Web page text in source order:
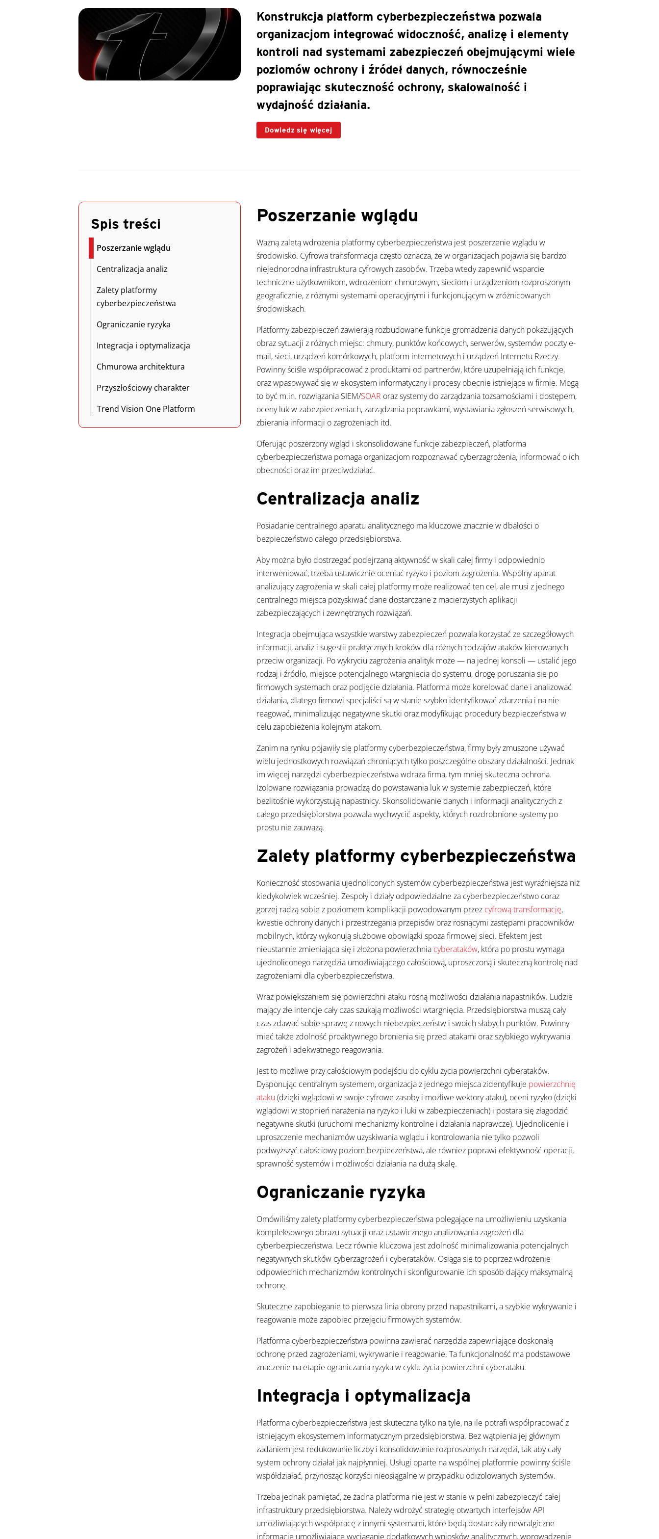
Konstrukcja platform cyberbezpieczeństwa pozwala
organizacjom integrować widoczność, analizę i elementy
kontroli nad systemami zabezpieczeń obejmującymi wiele
poziomów ochrony i źródeł danych, równocześnie
poprawiając skuteczność ochrony, skalowalność i
wydajność działania.
Dowiedz się więcej
Spis treści
Poszerzanie wglądu
Centralizacja analiz
Zalety platformy
cyberbezpieczeństwa
Ograniczanie ryzyka
Integracja i optymalizacja
Chmurowa architektura
Przyszłościowy charakter
Trend Vision One Platform
Poszerzanie wglądu
Ważną zaletą wdrożenia platformy cyberbezpieczeństwa jest poszerzenie wglądu w
środowisko. Cyfrowa transformacja często oznacza, że w organizacjach pojawia się bardzo
niejednorodna infrastruktura cyfrowych zasobów. Trzeba wtedy zapewnić wsparcie
techniczne użytkownikom, wdrożeniom chmurowym, sieciom i urządzeniom rozproszonym
geograficznie, z różnymi systemami operacyjnymi i funkcjonującym w zróżnicowanych
środowiskach.
Platformy zabezpieczeń zawierają rozbudowane funkcje gromadzenia danych pokazujących
obraz sytuacji z różnych miejsc: chmury, punktów końcowych, serwerów, systemów poczty e-
mail, sieci, urządzeń komórkowych, platform internetowych i urządzeń Internetu Rzeczy.
Powinny ściśle współpracować z produktami od partnerów, które uzupełniają ich funkcje,
oraz wpasowywać się w ekosystem informatyczny i procesy obecnie istniejące w firmie. Mogą
to być m.in. rozwiązania SIEM/SOAR oraz systemy do zarządzania tożsamościami i dostępem,
oceny luk w zabezpieczeniach, zarządzania poprawkami, wystawiania zgłoszeń serwisowych,
zbierania informacji o zagrożeniach itd.
Oferując poszerzony wgląd i skonsolidowane funkcje zabezpieczeń, platforma
cyberbezpieczeństwa pomaga organizacjom rozpoznawać cyberzagrożenia, informować o ich
obecności oraz im przeciwdziałać.
Centralizacja analiz
Posiadanie centralnego aparatu analitycznego ma kluczowe znacznie w dbałości o
bezpieczeństwo całego przedsiębiorstwa.
Aby można było dostrzegać podejrzaną aktywność w skali całej firmy i odpowiednio
interweniować, trzeba ustawicznie oceniać ryzyko i poziom zagrożenia. Wspólny aparat
analizujący zagrożenia w skali całej platformy może realizować ten cel, ale musi z jednego
centralnego miejsca pozyskiwać dane dostarczane z macierzystych aplikacji
zabezpieczających i zewnętrznych rozwiązań.
Integracja obejmująca wszystkie warstwy zabezpieczeń pozwala korzystać ze szczegółowych
informacji, analiz i sugestii praktycznych kroków dla różnych rodzajów ataków kierowanych
przeciw organizacji. Po wykryciu zagrożenia analityk może — na jednej konsoli — ustalić jego
rodzaj i źródło, miejsce potencjalnego wtargnięcia do systemu, drogę poruszania się po
firmowych systemach oraz podjęcie działania. Platforma może korelować dane i analizować
działania, dlatego firmowi specjaliści są w stanie szybko identyfikować zdarzenia i na nie
reagować, minimalizując negatywne skutki oraz modyfikując procedury bezpieczeństwa w
celu zapobieżenia kolejnym atakom.
Zanim na rynku pojawiły się platformy cyberbezpieczeństwa, firmy były zmuszone używać
wielu jednostkowych rozwiązań chroniących tylko poszczególne obszary działalności. Jednak
im więcej narzędzi cyberbezpieczeństwa wdraża firma, tym mniej skuteczna ochrona.
Izolowane rozwiązania prowadzą do powstawania luk w systemie zabezpieczeń, które
bezlitośnie wykorzystują napastnicy. Skonsolidowanie danych i informacji analitycznych z
całego przedsiębiorstwa pozwala wychwycić aspekty, których rozdrobnione systemy po
prostu nie zauważą.
Zalety platformy cyberbezpieczeństwa
Konieczność stosowania ujednoliconych systemów cyberbezpieczeństwa jest wyraźniejsza niż
kiedykolwiek wcześniej. Zespoły i działy odpowiedzialne za cyberbezpieczeństwo coraz
gorzej radzą sobie z poziomem komplikacji powodowanym przez cyfrową transformację,
kwestie ochrony danych i przestrzegania przepisów oraz rosnącymi zastępami pracowników
mobilnych, którzy wykonują służbowe obowiązki spoza firmowej sieci. Efektem jest
nieustannie zmieniająca się i złożona powierzchnia cyberataków, która po prostu wymaga
ujednoliconego narzędzia umożliwiającego całościową, uproszczoną i skuteczną kontrolę nad
zagrożeniami dla cyberbezpieczeństwa.
Wraz powiększaniem się powierzchni ataku rosną możliwości działania napastników. Ludzie
mający złe intencje cały czas szukają możliwości wtargnięcia. Przedsiębiorstwa muszą cały
czas zdawać sobie sprawę z nowych niebezpieczeństw i swoich słabych punktów. Powinny
mieć także zdolność proaktywnego bronienia się przed atakami oraz szybkiego wykrywania
zagrożeń i adekwatnego reagowania.
Jest to możliwe przy całościowym podejściu do cyklu życia powierzchni cyberataków.
Dysponując centralnym systemem, organizacja z jednego miejsca zidentyfikuje powierzchnię
ataku (dzięki wglądowi w swoje cyfrowe zasoby i możliwe wektory ataku), oceni ryzyko (dzięki
wglądowi w stopnień narażenia na ryzyko i luki w zabezpieczeniach) i postara się złagodzić
negatywne skutki (uruchomi mechanizmy kontrolne i działania naprawcze). Ujednolicenie i
uproszczenie mechanizmów uzyskiwania wglądu i kontrolowania nie tylko pozwoli
podwyższyć całościowy poziom bezpieczeństwa, ale również poprawi efektywność operacji,
sprawność systemów i możliwości działania na dużą skalę.
Ograniczanie ryzyka
Omówiliśmy zalety platformy cyberbezpieczeństwa polegające na umożliwieniu uzyskania
kompleksowego obrazu sytuacji oraz ustawicznego analizowania zagrożeń dla
cyberbezpieczeństwa. Lecz równie kluczowa jest zdolność minimalizowania potencjalnych
negatywnych skutków cyberzagrożeń i cyberataków. Osiąga się to poprzez wdrożenie
odpowiednich mechanizmów kontrolnych i skonfigurowanie ich sposób dający maksymalną
ochronę.
Skuteczne zapobieganie to pierwsza linia obrony przed napastnikami, a szybkie wykrywanie i
reagowanie może zapobiec przejęciu firmowych systemów.
Platforma cyberbezpieczeństwa powinna zawierać narzędzia zapewniające doskonałą
ochronę przed zagrożeniami, wykrywanie i reagowanie. Ta funkcjonalność ma podstawowe
znaczenie na etapie ograniczania ryzyka w cyklu życia powierzchni cyberataku.
Integracja i optymalizacja
Platforma cyberbezpieczeństwa jest skuteczna tylko na tyle, na ile potrafi współpracować z
istniejącym ekosystemem informatycznym przedsiębiorstwa. Bez wątpienia jej głównym
zadaniem jest redukowanie liczby i konsolidowanie rozproszonych narzędzi, tak aby cały
system ochrony działał jak najpłynniej. Usługi oparte na wspólnej platformie powinny ściśle
współdziałać, przynosząc korzyści nieosiągalne w przypadku odizolowanych systemów.
Trzeba jednak pamiętać, że żadna platforma nie jest w stanie w pełni zabezpieczyć całej
infrastruktury przedsiębiorstwa. Należy wdrożyć strategię otwartych interfejsów API
umożliwiających współpracę z innymi systemami, które będą dostarczały newralgiczne
informacje umożliwiające wyciąganie dodatkowych wniosków analitycznych, wprowadzenie